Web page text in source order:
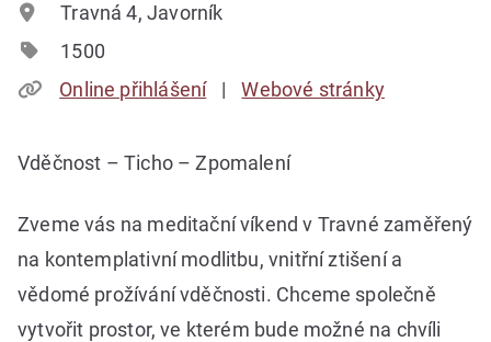
Travná 4, Javorník
1500
Online přihlášení
Webové stránky
Vděčnost – Ticho – Zpomalení
Zveme vás na meditační víkend v Travné zaměřený
na kontemplativní modlitbu, vnitřní ztišení a
vědomé prožívání vděčnosti. Chceme společně
vytvořit prostor, ve kterém bude možné na chvíli